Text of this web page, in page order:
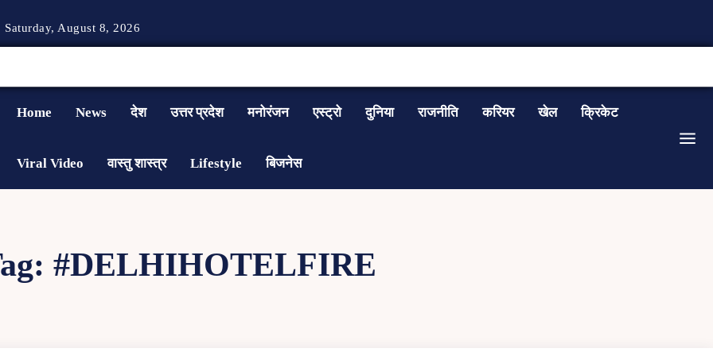
Saturday, August 8, 2026
Home News देश उत्तर प्रदेश मनोरंजन एस्ट्रो दुनिया राजनीति करियर खेल क्रिकेट
Viral Video वास्तु शास्त्र Lifestyle बिजनेस
#DELHIHOTELFIRE